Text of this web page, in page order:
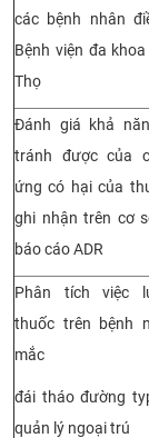
các bệnh nhân
Bệnh viện đa
Thọ
Đánh giá khả
tránh được của
ứng có hại của
ghi nhận trên cơ
báo cáo ADR
Phân tích việc
thuốc trên bệnh
mắc
đái tháo đường
quản lý ngoại trú